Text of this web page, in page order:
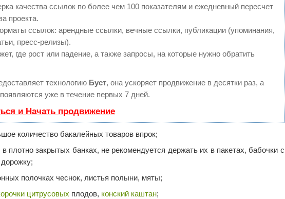
качества ссылок по более чем 100 показателям и ежедневный пересчет
проекта.
ссылок: арендные ссылки, вечные ссылки, публикации (упоминания,
пресс-релизы).
где рост или падение, а также запросы, на которые нужно обратить
технологию Буст, она ускоряет продвижение в десятки раз, а
уже в течение первых 7 дней.
и Начать продвижение
количество бакалейных товаров впрок;
плотно закрытых банках, не рекомендуется держать их в пакетах, бабочки с
полочках чеснок, листья полыни, мяты;
цитрусовых плодов, конский каштан;